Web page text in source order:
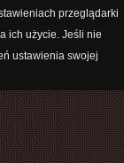
przeglądarki
ich użycie. Jeśli nie
ustawienia swojej